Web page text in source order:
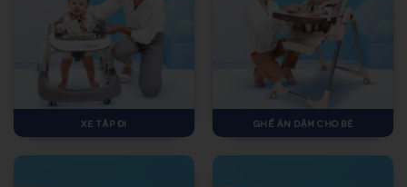
XE TẬP ĐI GHẾ ĂN DẶM CHO BÉ